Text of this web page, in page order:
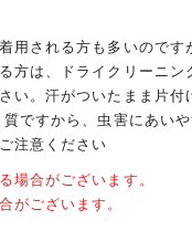
用される方も多いのです
方は、ドライクリーニン
い。汗がついたまま片付
ですから、虫害にあい
注意ください
場合がございます。
がございます。